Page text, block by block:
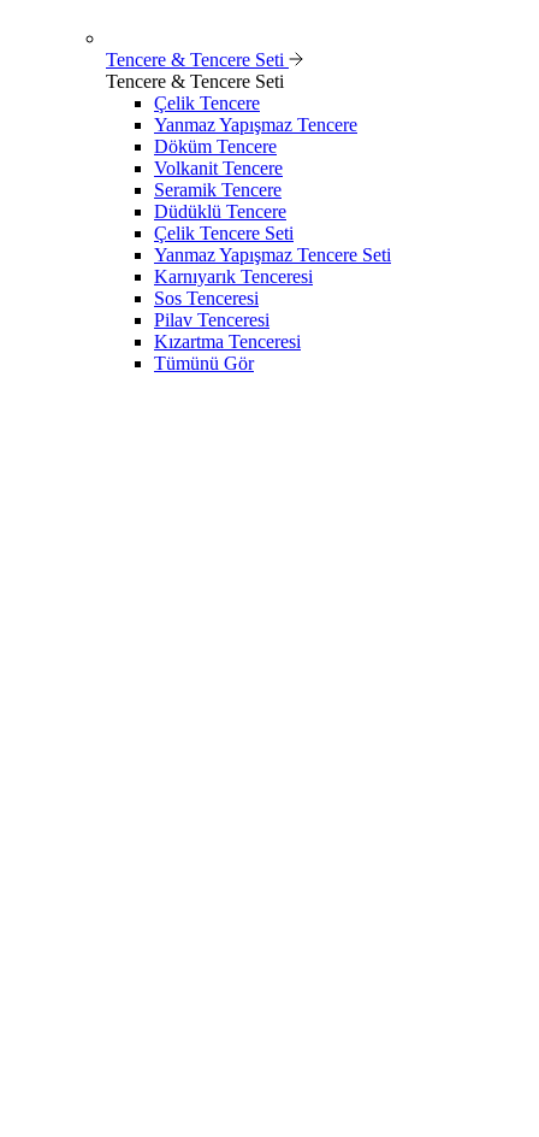
Tencere & Tencere Seti
Tencere & Tencere Seti
Çelik Tencere
Yanmaz Yapışmaz Tencere
Döküm Tencere
Volkanit Tencere
Seramik Tencere
Düdüklü Tencere
Çelik Tencere Seti
Yanmaz Yapışmaz Tencere Seti
Karnıyarık Tenceresi
Sos Tenceresi
Pilav Tenceresi
Kızartma Tenceresi
Tümünü Gör